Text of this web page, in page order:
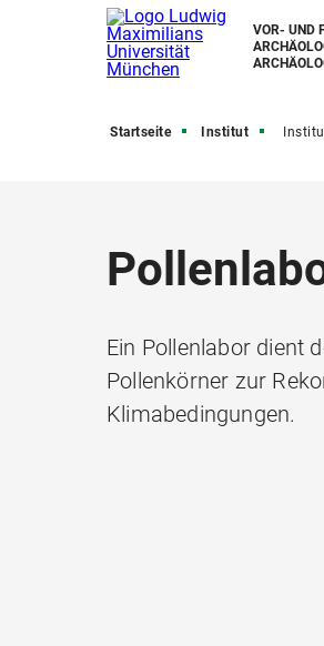
VOR- UND
Startseite Institut
Ein Pollenlabor dient
Pollenkörner zur
Klimabedingungen.